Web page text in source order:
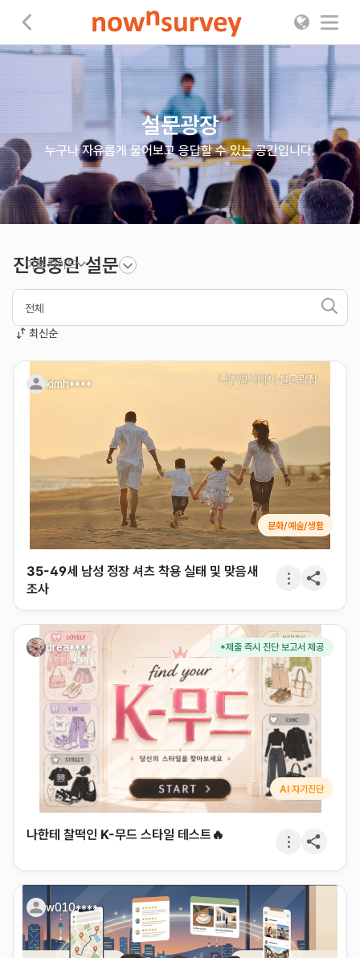
설문광장
누구나 자유롭게 물어보고 응답할 수 있는 공간입니다.
진행중인 설문
이용 가이드
1
2
3
최신순
kimh****
문화/예술/생활
35-49세 남성 정장 셔츠 착용 실태 및 맞음새
조사
drea**** *제출 즉시 진단 보고서 제공
AI 자기진단
나한테 찰떡인 K-무드 스타일 테스트🔥
w010****